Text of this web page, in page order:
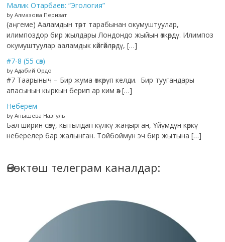
Малик Отарбаев: “Эгология”
by Алмазова Перизат
(аңгеме) Ааламдын төрт тарабынан окумуштуулар,
илимпоздор бир жылдары Лондондо жыйын өткөрдү. Илимпоз
окумуштуулар ааламдык көйгөйлөрдү, […]
#7-8 (55 сөз)
by Адабий Ордо
#7 Таарыныч – Бир жума өткөрүп келди. Бир туугандары
апасынын кыркын берип ар ким өз […]
Неберем
by Апышева Назгуль
Бал ширин сөзү, кытылдап күлкү жаңырган, Үйүмдүн көркү
неберелер бар жалынган. Тойбоймун эч бир жытына […]
Өнөктөш телеграм каналдар: